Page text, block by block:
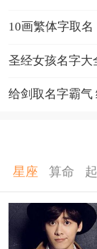
花雪。
10画繁体字取名
圣经女孩名字大
给剑取名字霸气
星座 算命